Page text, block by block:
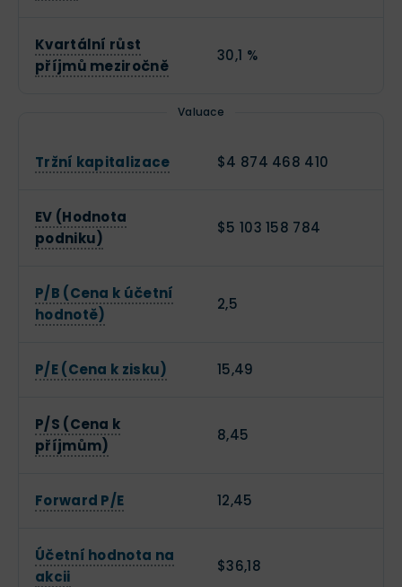
Kvartální růst
příjmů meziročně
30,1 %
Valuace
Tržní kapitalizace $4 874 468 410
EV (Hodnota
podniku)
$5 103 158 784
P/B (Cena k účetní
hodnotě)
2,5
P/E (Cena k zisku) 15,49
P/S (Cena k
příjmům)
8,45
Forward P/E 12,45
Účetní hodnota na
akcii
$36,18